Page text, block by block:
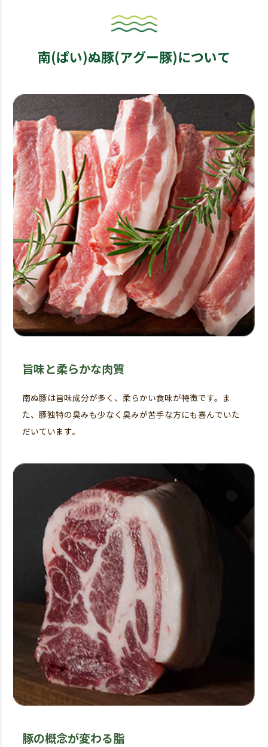
南(ぱい)ぬ豚(アグー豚)について
旨味と柔らかな肉質
南ぬ豚は旨味成分が多く、柔らかい食味が特徴です。ま
た、豚独特の臭みも少なく臭みが苦手な方にも喜んでいた
だいています。
豚の概念が変わる脂